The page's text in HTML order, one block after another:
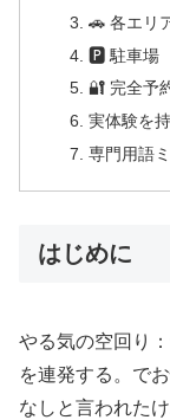
🚗 各エリ
🅿 駐車場
🔐 完全予
実体験を
専門用語
はじめに
やる気の空回り
を連発する。で
なしと言われた